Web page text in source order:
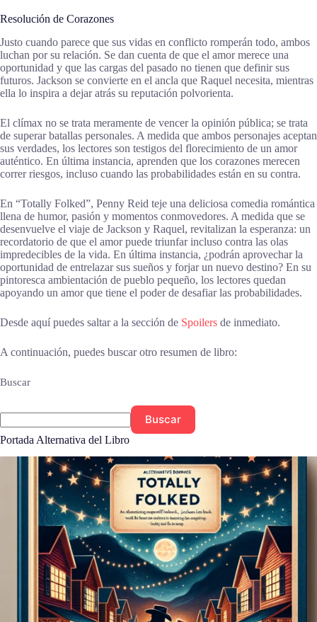
Resolución de Corazones
Justo cuando parece que sus vidas en conflicto romperán todo, ambos
luchan por su relación. Se dan cuenta de que el amor merece una
oportunidad y que las cargas del pasado no tienen que definir sus
futuros. Jackson se convierte en el ancla que Raquel necesita, mientras
ella lo inspira a dejar atrás su reputación polvorienta.
El clímax no se trata meramente de vencer la opinión pública; se trata
de superar batallas personales. A medida que ambos personajes aceptan
sus verdades, los lectores son testigos del florecimiento de un amor
auténtico. En última instancia, aprenden que los corazones merecen
correr riesgos, incluso cuando las probabilidades están en su contra.
En “Totally Folked”, Penny Reid teje una deliciosa comedia romántica
llena de humor, pasión y momentos conmovedores. A medida que se
desenvuelve el viaje de Jackson y Raquel, revitalizan la esperanza: un
recordatorio de que el amor puede triunfar incluso contra las olas
impredecibles de la vida. En última instancia, ¿podrán aprovechar la
oportunidad de entrelazar sus sueños y forjar un nuevo destino? En su
pintoresca ambientación de pueblo pequeño, los lectores quedan
apoyando un amor que tiene el poder de desafiar las probabilidades.
Desde aquí puedes saltar a la sección de Spoilers de inmediato.
A continuación, puedes buscar otro resumen de libro:
Buscar
Buscar
Portada Alternativa del Libro